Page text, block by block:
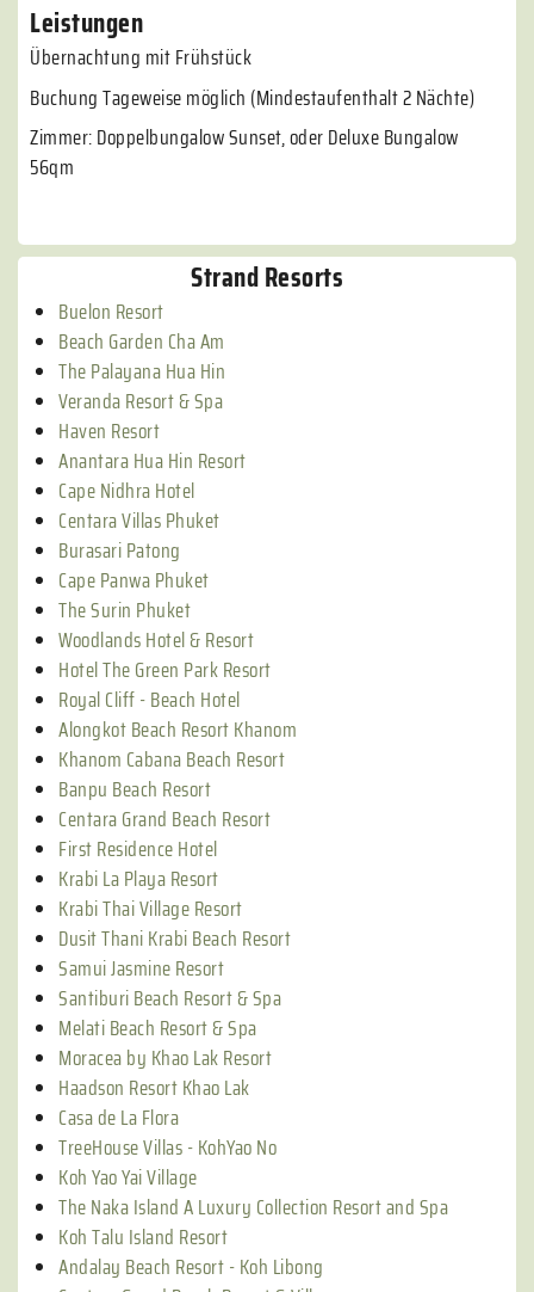
Leistungen
Übernachtung mit Frühstück
Buchung Tageweise möglich (Mindestaufenthalt 2 Nächte)
Zimmer: Doppelbungalow Sunset, oder Deluxe Bungalow
56qm
Strand Resorts
Buelon Resort
Beach Garden Cha Am
The Palayana Hua Hin
Veranda Resort & Spa
Haven Resort
Anantara Hua Hin Resort
Cape Nidhra Hotel
Centara Villas Phuket
Burasari Patong
Cape Panwa Phuket
The Surin Phuket
Woodlands Hotel & Resort
Hotel The Green Park Resort
Royal Cliff - Beach Hotel
Alongkot Beach Resort Khanom
Khanom Cabana Beach Resort
Banpu Beach Resort
Centara Grand Beach Resort
First Residence Hotel
Krabi La Playa Resort
Krabi Thai Village Resort
Dusit Thani Krabi Beach Resort
Samui Jasmine Resort
Santiburi Beach Resort & Spa
Melati Beach Resort & Spa
Moracea by Khao Lak Resort
Haadson Resort Khao Lak
Casa de La Flora
TreeHouse Villas - KohYao No
Koh Yao Yai Village
The Naka Island A Luxury Collection Resort and Spa
Koh Talu Island Resort
Andalay Beach Resort - Koh Libong